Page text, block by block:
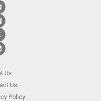
Us
Us
Policy